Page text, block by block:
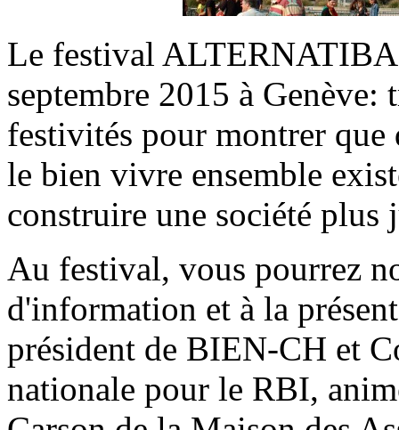
Le festival
septembre 2015 à
festivités pour montrer
le bien vivre ensemble
construire une société plus
Au festival, vous pourrez
d'information et à la
président de BIEN-CH et
nationale pour le RBI,